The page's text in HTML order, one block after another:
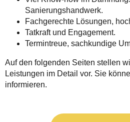
Sanierungshandwerk.
Fachgerechte Lösungen,
Tatkraft und Engagement.
Termintreue, sachkundige
Auf den folgenden Seiten stellen
Leistungen im Detail vor. Sie
informieren.